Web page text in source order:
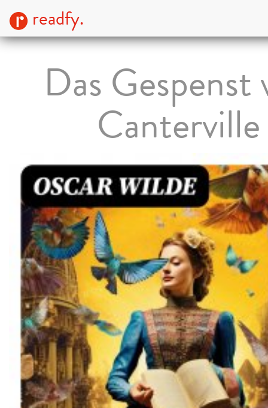
readfy.
Das Gespenst
Canterville